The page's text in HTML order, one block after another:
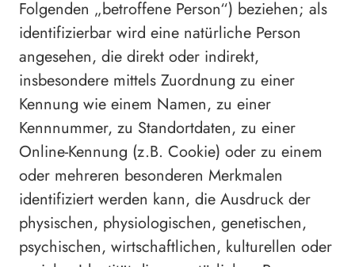
Folgenden „betroffene Person“) beziehen; als
identifizierbar wird eine natürliche Person
angesehen, die direkt oder indirekt,
insbesondere mittels Zuordnung zu einer
Kennung wie einem Namen, zu einer
Kennnummer, zu Standortdaten, zu einer
Online-Kennung (z.B. Cookie) oder zu einem
oder mehreren besonderen Merkmalen
identifiziert werden kann, die Ausdruck der
physischen, physiologischen, genetischen,
psychischen, wirtschaftlichen, kulturellen oder